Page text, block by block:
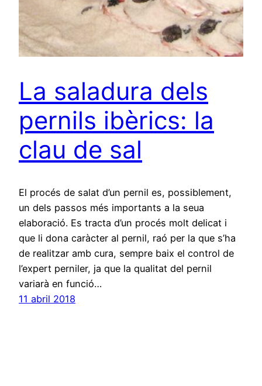
La saladura dels
pernils ibèrics: la
clau de sal
El procés de salat d’un pernil es, possiblement,
un dels passos més importants a la seua
elaboració. Es tracta d’un procés molt delicat i
que li dona caràcter al pernil, raó per la que s’ha
de realitzar amb cura, sempre baix el control de
l’expert perniler, ja que la qualitat del pernil
variarà en funció…
11 abril 2018